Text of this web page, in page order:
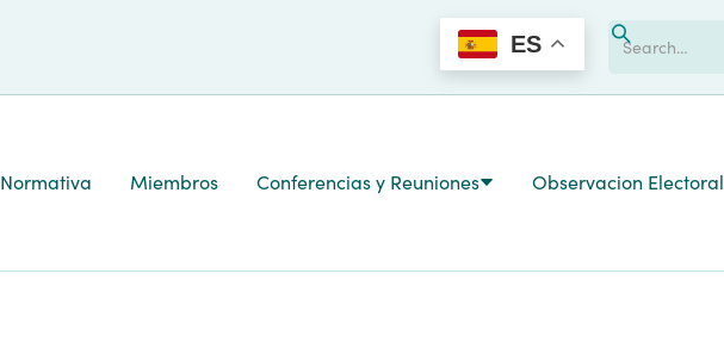
ES
Normativa Miembros Conferencias y Reuniones Observacion Electoral